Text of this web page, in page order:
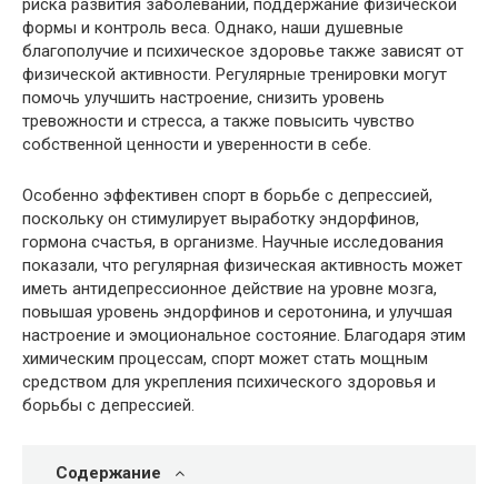
риска развития заболеваний, поддержание физической
формы и контроль веса. Однако, наши душевные
благополучие и психическое здоровье также зависят от
физической активности. Регулярные тренировки могут
помочь улучшить настроение, снизить уровень
тревожности и стресса, а также повысить чувство
собственной ценности и уверенности в себе.
Особенно эффективен спорт в борьбе с депрессией,
поскольку он стимулирует выработку эндорфинов,
гормона счастья, в организме. Научные исследования
показали, что регулярная физическая активность может
иметь антидепрессионное действие на уровне мозга,
повышая уровень эндорфинов и серотонина, и улучшая
настроение и эмоциональное состояние. Благодаря этим
химическим процессам, спорт может стать мощным
средством для укрепления психического здоровья и
борьбы с депрессией.
Содержание